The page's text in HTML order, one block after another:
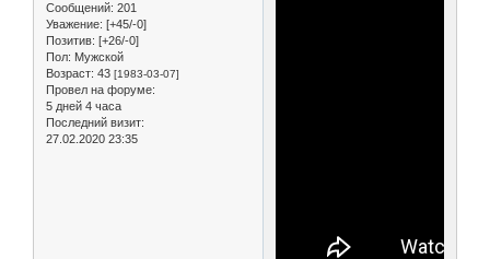
Сообщений: 201
Уважение: [+45/-0]
Позитив: [+26/-0]
Пол: Мужской
Возраст: 43 [1983-03-07]
Провел на форуме:
5 дней 4 часа
Последний визит:
27.02.2020 23:35